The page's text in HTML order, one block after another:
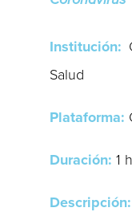
Institución:
Salud
Plataforma:
Duración: 1
Descripción: